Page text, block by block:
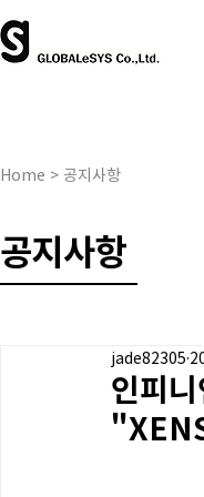
Home > 공지사항
​공지사항
인피
jade82305